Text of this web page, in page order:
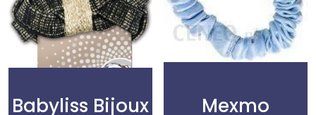
Babyliss Bijoux
Mexmo